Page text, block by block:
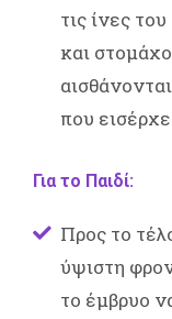
τις ίνες
και
που
Για το Παιδί:
Προς το
ύψιστη
το έμβρυο